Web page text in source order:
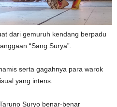
dari gemuruh kendang berpadu
“Sang Surya”.
serta gagahnya para warok
yang intens.
Suryo benar-benar